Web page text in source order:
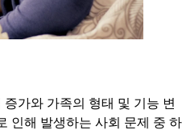
가와 가족의 형태 및 기능 변
인해 발생하는 사회 문제 중 하